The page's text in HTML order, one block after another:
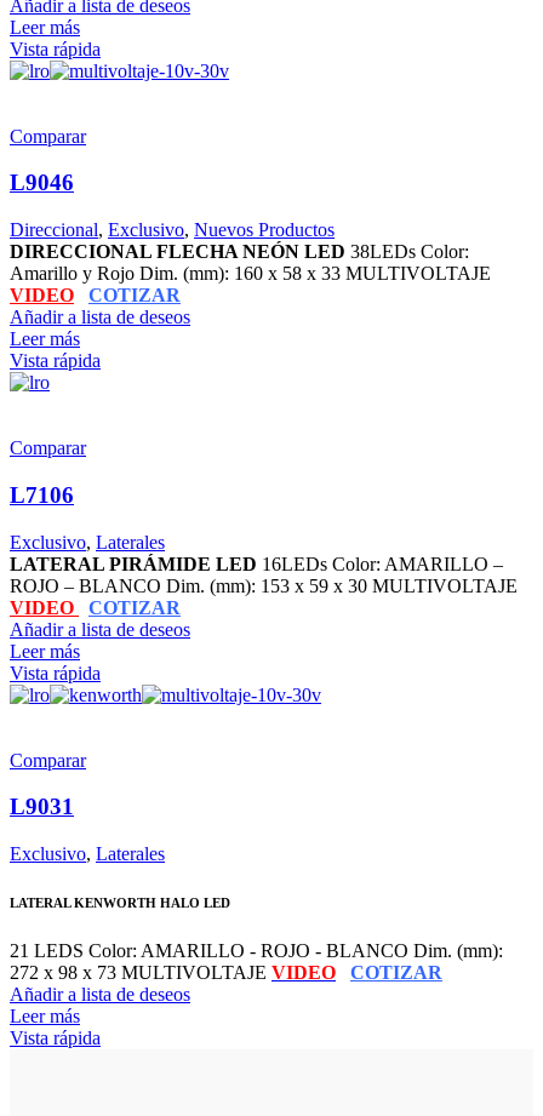
Añadir a lista de deseos
Leer más
Vista rápida
Comparar
L9046
Direccional, Exclusivo, Nuevos Productos
DIRECCIONAL FLECHA NEÓN LED 38LEDs Color:
Amarillo y Rojo Dim. (mm): 160 x 58 x 33 MULTIVOLTAJE
VIDEO
COTIZAR
Añadir a lista de deseos
Leer más
Vista rápida
Comparar
L7106
Exclusivo, Laterales
LATERAL PIRÁMIDE LED 16LEDs Color: AMARILLO –
ROJO – BLANCO Dim. (mm): 153 x 59 x 30 MULTIVOLTAJE
VIDEO
COTIZAR
Añadir a lista de deseos
Leer más
Vista rápida
Comparar
L9031
Exclusivo, Laterales
LATERAL KENWORTH HALO LED
21 LEDS Color: AMARILLO - ROJO - BLANCO Dim. (mm):
272 x 98 x 73 MULTIVOLTAJE VIDEO
COTIZAR
Añadir a lista de deseos
Leer más
Vista rápida